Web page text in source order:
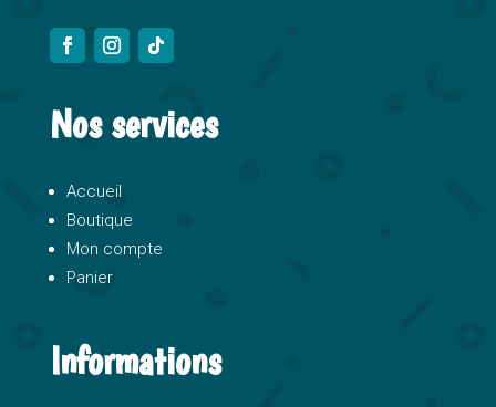
Nos services
Accueil
Boutique
Mon compte
Panier
Informations